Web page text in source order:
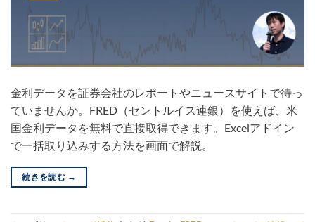
金利データを証券会社のレポートやニュースサイトで待っ
ていませんか。FRED（セントルイス連銀）を使えば、米
国金利データを無料で直接取得できます。Excelアドイン
で一括取り込みする方法を画面で解説。
続きを読む →